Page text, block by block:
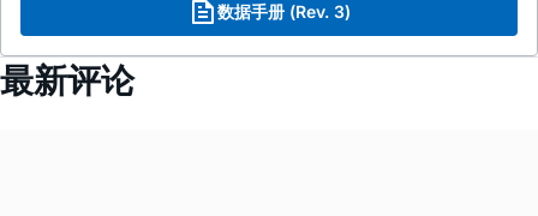
数据手册 (Rev. 3)
最新评论